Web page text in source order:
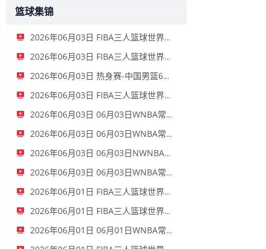
篮球集锦
2026年06月03日 FIBA三人篮球世界杯女子小组赛 中国 16 - 21 拉脱维亚 集锦
2026年06月03日 FIBA三人篮球世界杯男子小组赛 新西兰 22 - 19 中国 集锦
2026年06月03日 热身赛-中国男篮6人上双胜FMP拉德尼基 王俊杰18+14 徐昕10+8
2026年06月03日 FIBA三人篮球世界杯女子小组赛 菲律宾 12 - 20 中国 集锦
2026年06月03日 06月03日WNBA常规赛 拉斯维加斯王牌79-69洛杉矶火花 全场集锦
2026年06月03日 06月03日WNBA常规赛 波特兰火焰77-95金州女武神 全场集锦
2026年06月03日 06月03日NWNBA常规赛 芝加哥天空72-90华盛顿神秘人 全场集锦
2026年06月03日 06月03日WNBA常规赛 康涅狄格太阳75-91亚特兰大梦想 全场集锦
2026年06月01日 FIBA三人篮球世界杯男子小组赛 中国 10 - 22 荷兰 全场集锦
2026年06月01日 FIBA三人篮球世界杯女子小组赛 意大利 12 - 21 中国 集锦
2026年06月01日 06月01日WNBA常规赛 拉斯维加斯王牌 91 - 81 金州女武神 集锦